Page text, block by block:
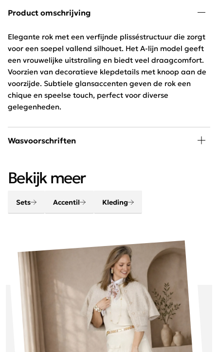
Product omschrijving
Elegante rok met een verfijnde plisséstructuur die zorgt
voor een soepel vallend silhouet. Het A-lijn model geeft
een vrouwelijke uitstraling en biedt veel draagcomfort.
Voorzien van decoratieve klepdetails met knoop aan de
voorzijde. Subtiele glansaccenten geven de rok een
chique en speelse touch, perfect voor diverse
gelegenheden.
Wasvoorschriften
Bekijk meer
Sets Accentil Kleding